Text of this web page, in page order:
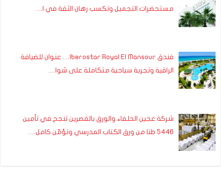
مستحضرات التجميل وتكسب رهان الثقة في ا…
فندق Iberostar Royal El Mansour… عنوان للضيافة
الراقية وتجربة سياحية متكاملة على شوا…
شركة عجين الحلفاء والورق بالقصرين تنجح في تأمين
5446 طنا من ورق الكتاب المدرسي وتؤمّن كامل…